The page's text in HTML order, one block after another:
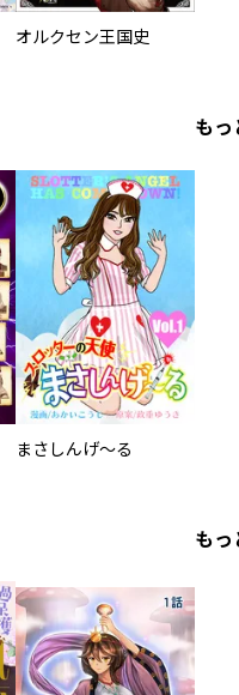
オルクセン王国史
もっ
まさしんげ～る
もっ